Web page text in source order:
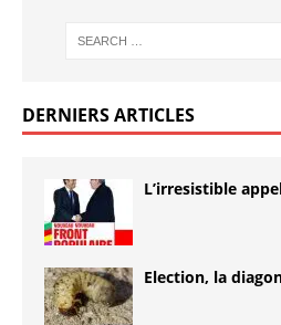
DERNIERS ARTICLES
L’irresistible
Election, la